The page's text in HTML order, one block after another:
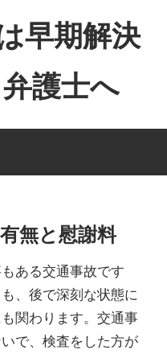
早期解決
護士へ
無と慰謝料
ある交通事故です
、後で深刻な状態に
関わります。交通事
で、検査をした方が